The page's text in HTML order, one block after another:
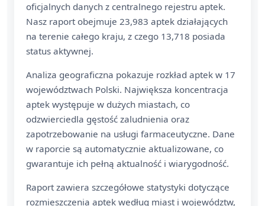
oficjalnych danych z centralnego rejestru aptek.
Nasz raport obejmuje 23,983 aptek działających
na terenie całego kraju, z czego 13,718 posiada
status aktywnej.
Analiza geograficzna pokazuje rozkład aptek w 17
województwach Polski. Największa koncentracja
aptek występuje w dużych miastach, co
odzwierciedla gęstość zaludnienia oraz
zapotrzebowanie na usługi farmaceutyczne. Dane
w raporcie są automatycznie aktualizowane, co
gwarantuje ich pełną aktualność i wiarygodność.
Raport zawiera szczegółowe statystyki dotyczące
rozmieszczenia aptek według miast i województw,